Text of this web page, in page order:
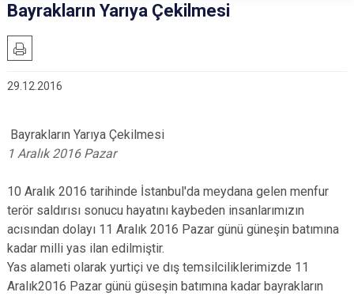
Bayrakların Yarıya Çekilmesi
29.12.2016
Bayrakların Yarıya Çekilmesi
1 Aralık 2016 Pazar
10 Aralık 2016 tarihinde İstanbul'da meydana gelen menfur
terör saldırısı sonucu hayatını kaybeden insanlarımızın
acısından dolayı 11 Aralık 2016 Pazar günü güneşin batımına
kadar milli yas ilan edilmiştir.
Yas alameti olarak yurtiçi ve dış temsilciliklerimizde 11
Aralık2016 Pazar günü güseşin batımına kadar bayrakların